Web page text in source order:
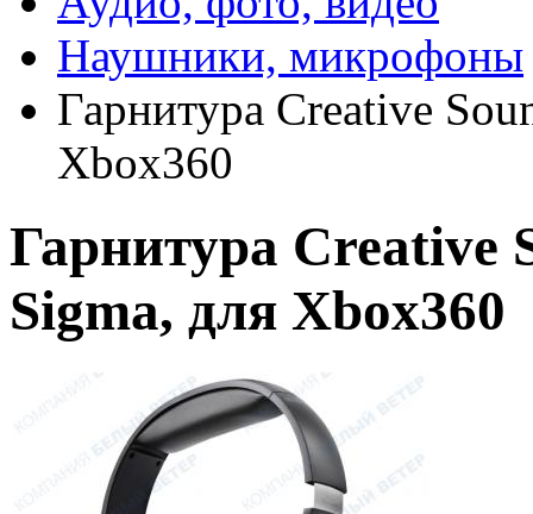
Наушники, микрофоны
Гарнитура Creative
Xbox360
Гарнитура Creative
Sigma, для Xbox360